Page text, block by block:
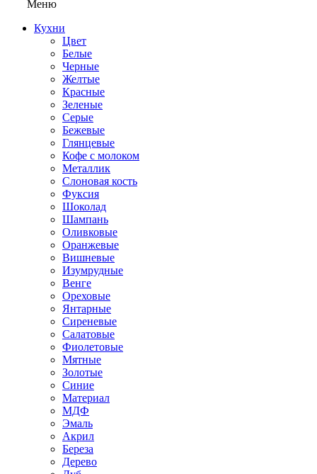
Меню
Кухни
Цвет
Белые
Черные
Желтые
Красные
Зеленые
Серые
Бежевые
Глянцевые
Кофе с молоком
Металлик
Слоновая кость
Фуксия
Шоколад
Шампань
Оливковые
Оранжевые
Вишневые
Изумрудные
Венге
Ореховые
Янтарные
Сиреневые
Салатовые
Фиолетовые
Мятные
Золотые
Синие
Материал
МДФ
Эмаль
Акрил
Береза
Дерево